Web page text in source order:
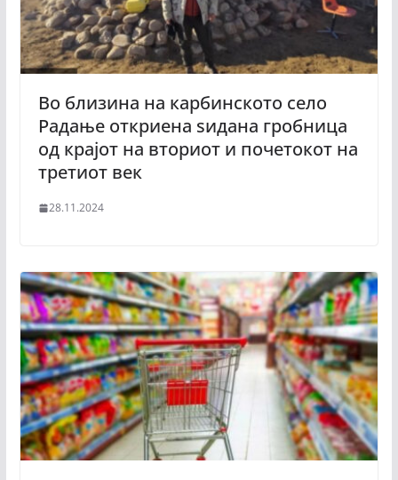
Во близина на карбинското село
Радање откриена ѕидана гробница
од крајот на вториот и почетокот на
третиот век
28.11.2024